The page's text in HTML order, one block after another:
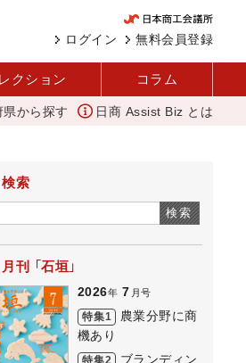
無料会員登録
ログイン
クション コラム
出発 小林会頭 所信全文 にぎわい創
県から探す 日商 Assist Biz とは
検索
検索
月刊 「石垣」
2026年 7 月号
特集1
農業分野に商
機あり
特集2
ブランディン